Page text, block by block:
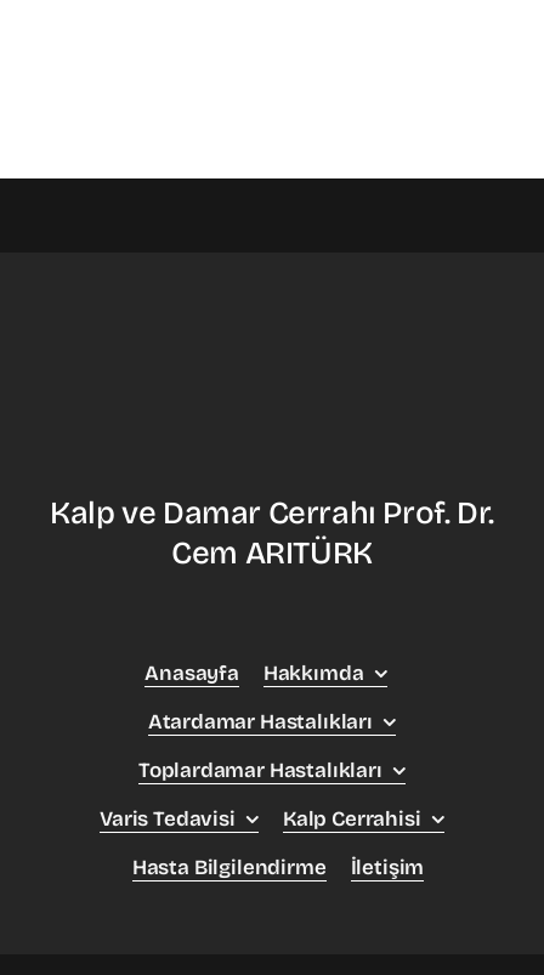
Kalp ve Damar Cerrahı Prof. Dr.
Cem ARITÜRK
Anasayfa
Hakkımda
Atardamar Hastalıkları
Toplardamar Hastalıkları
Varis Tedavisi
Kalp Cerrahisi
Hasta Bilgilendirme
İletişim